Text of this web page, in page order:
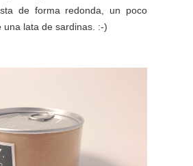
de forma redonda, un poco
una lata de sardinas. :-)